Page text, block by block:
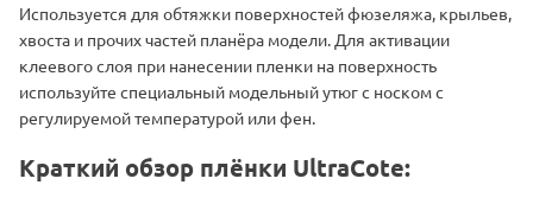
Используется для обтяжки поверхностей фюзеляжа, крыльев,
хвоста и прочих частей планёра модели. Для активации
клеевого слоя при нанесении пленки на поверхность
используйте специальный модельный утюг с носком с
регулируемой температурой или фен.
Краткий обзор плёнки UltraCote: